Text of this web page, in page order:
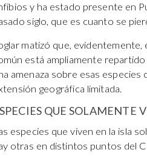
y ha estado presente en
siglo, que es cuanto se
matizó que,
está ampliamente
amenaza sobre esas
geográfica limitada.
QUE SOLAMENTE
especies que viven en la isla
otras en distintos puntos del